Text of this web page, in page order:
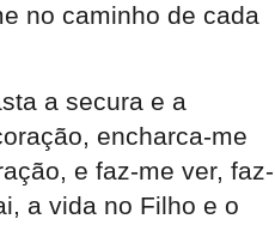
no caminho de cada
a secura e a
encharca-me
e faz-me ver, faz-
a vida no Filho e o